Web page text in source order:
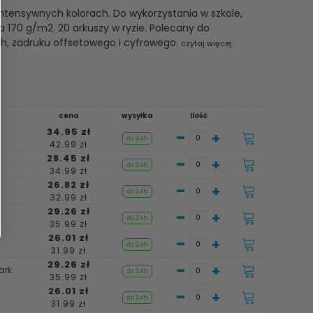
kolorach. Do wykorzystania w szkole,
170 g/m2. 20 arkuszy w ryzie. Polecany do
zadruku offsetowego i cyfrowego. czytaj więcej
cena wysyłka Ilość
34.95 zł
42.99 zł do 24h - +
28.45 zł
34.99 zł do 24h - +
26.82 zł
32.99 zł do 24h - +
29.26 zł
35.99 zł do 24h - +
26.01 zł
31.99 zł do 24h - +
29.26 zł
35.99 zł do 24h - +
26.01 zł
31.99 zł do 24h - +